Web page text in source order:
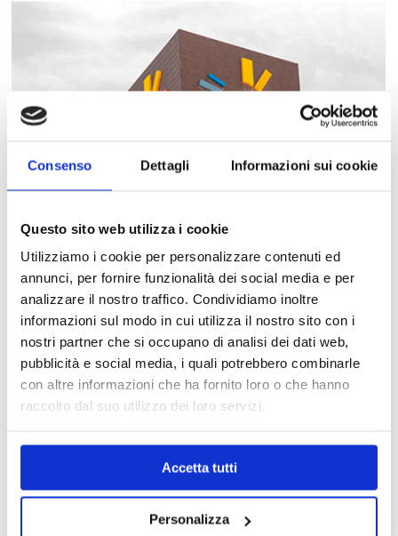
Consenso Dettagli Informazioni sui cookie
Questo sito web utilizza i cookie
Utilizziamo i cookie per personalizzare contenuti ed
annunci, per fornire funzionalità dei social media e per
analizzare il nostro traffico. Condividiamo inoltre
informazioni sul modo in cui utilizza il nostro sito con i
nostri partner che si occupano di analisi dei dati web,
pubblicità e social media, i quali potrebbero combinarle
con altre informazioni che ha fornito loro o che hanno
raccolto dal suo utilizzo dei loro servizi.
Accetta tutti
Personalizza
MAPPA DEL CENTRO
Trova in un attimo il punto vendita che ti interessa!